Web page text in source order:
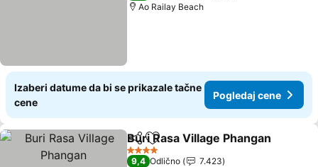
Ao Railay Beach
Izaberi datume da bi se prikazale tačne
cene
Pogledaj cene
Deli Dodati u favorite
Buri Rasa Village Phangan
4 Zvezdice
9,4 Odlično
7.423